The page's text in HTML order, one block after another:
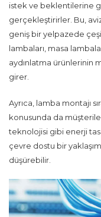
istek ve beklentilerine
gerçekleştirirler. Bu,
geniş bir yelpazede
lambaları, masa
aydınlatma ürünlerinin
girer.
Ayrıca, lamba montajı
konusunda da
teknolojisi gibi enerji
çevre dostu bir
düşürebilir.